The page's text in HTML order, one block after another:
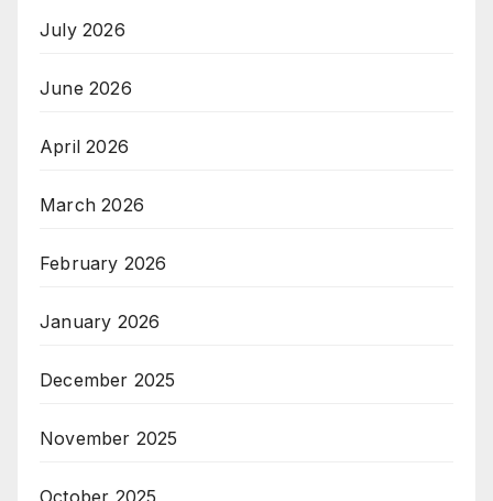
July 2026
June 2026
April 2026
March 2026
February 2026
January 2026
December 2025
November 2025
October 2025